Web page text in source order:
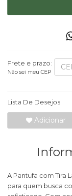
Frete e prazo:
Não sei meu CEP
Lista De Desejos
Adicionar
A Pantufa com Tira
para quem busca